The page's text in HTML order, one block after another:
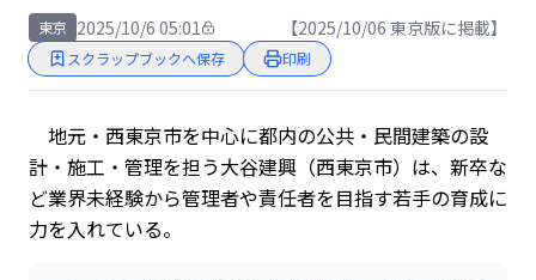
東京 2025/10/6 05:01 【2025/10/06 東京版に掲載】
スクラップブックへ保存 印刷
地元・西東京市を中心に都内の公共・民間建築の設
計・施工・管理を担う大谷建興（西東京市）は、新卒な
ど業界未経験から管理者や責任者を目指す若手の育成に
力を入れている。